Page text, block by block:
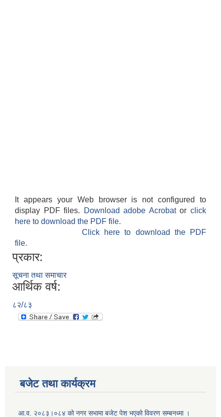
It appears your Web browser is not configured to
display PDF files.
Download adobe Acrobatorclick
here to download the PDF file.
Click here to download the PDF
file.
प्रकार:
सूचना तथा समाचार
आर्थिक वर्ष:
८२/८३
बजेट तथा कार्यक्रम
आ.व. २०८३।०८४ को नगर सभामा बजेट पेश भएको विवरण सम्बनध्मा ।